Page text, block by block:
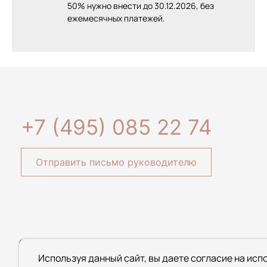
50% нужно внести до 30.12.2026, без
ежемесячных платежей.
+7 (495) 085 22 74
Отправить письмо руководителю
© 2020-2026 ООО Специализированный застройщик
информационный характер и ни при каких условиях не
Используя данный сайт, вы даете согласие на